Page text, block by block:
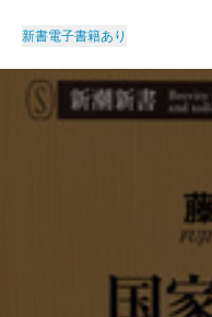
新書電子書籍あり